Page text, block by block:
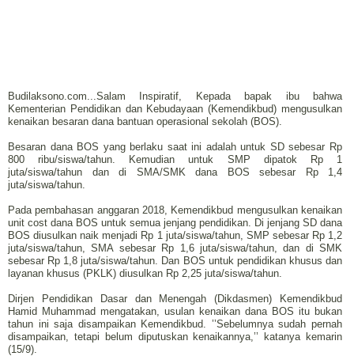
Budilaksono.com...Salam Inspiratif, Kepada bapak ibu bahwa
Kementerian Pendidikan dan Kebudayaan (Kemendikbud) mengusulkan
kenaikan besaran dana bantuan operasional sekolah (BOS).
Besaran dana BOS yang berlaku saat ini adalah untuk SD sebesar Rp
800 ribu/siswa/tahun. Kemudian untuk SMP dipatok Rp 1
juta/siswa/tahun dan di SMA/SMK dana BOS sebesar Rp 1,4
juta/siswa/tahun.
Pada pembahasan anggaran 2018, Kemendikbud mengusulkan kenaikan
unit cost dana BOS untuk semua jenjang pendidikan. Di jenjang SD dana
BOS diusulkan naik menjadi Rp 1 juta/siswa/tahun, SMP sebesar Rp 1,2
juta/siswa/tahun, SMA sebesar Rp 1,6 juta/siswa/tahun, dan di SMK
sebesar Rp 1,8 juta/siswa/tahun. Dan BOS untuk pendidikan khusus dan
layanan khusus (PKLK) diusulkan Rp 2,25 juta/siswa/tahun.
Dirjen Pendidikan Dasar dan Menengah (Dikdasmen) Kemendikbud
Hamid Muhammad mengatakan, usulan kenaikan dana BOS itu bukan
tahun ini saja disampaikan Kemendikbud. ’’Sebelumnya sudah pernah
disampaikan, tetapi belum diputuskan kenaikannya,’’ katanya kemarin
(15/9).